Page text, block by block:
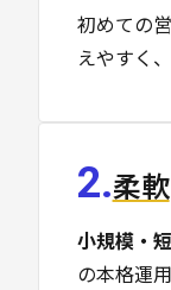
初めての
えやすく
2.柔軟
小規模・
の本格運